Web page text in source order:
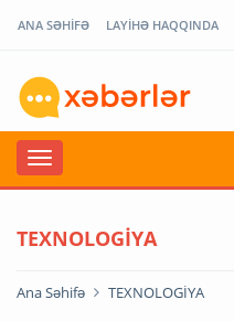
ANA SƏHİFƏ LAYİHƏ HAQQINDA
TEXNOLOGİYA
Ana Səhifə TEXNOLOGİYA